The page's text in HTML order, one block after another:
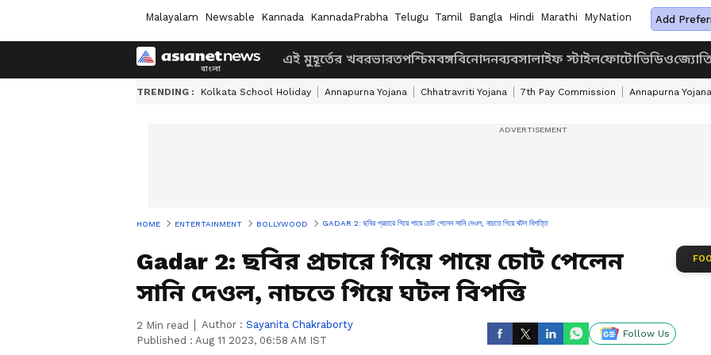
Malayalam Newsable Kannada KannadaPrabha Telugu Tamil Bangla Hindi Marathi MyNation Add
এই মুহূর্তের খবরভারতপশ্চিমবঙ্গবিনোদনব্যবসালাইফ স্টাইলফোটোভিডিও
TRENDING : Kolkata School Holiday Annapurna Yojana Chhatravriti Yojana 7th Pay Commission Annapurna
HOME ENTERTAINMENT BOLLYWOOD GADAR 2: ছবির প্রচারে গিয়ে পায়ে চোট পেলেন সানি দেওল, নাচতে গিয়ে ঘটল বিপত্তি
Gadar 2: ছবির প্রচারে গিয়ে পায়ে চোট পেলেন
সানি দেওল, নাচতে গিয়ে ঘটল বিপত্তি
2 Min read Author : Sayanita Chakraborty
Published : Aug 11 2023, 06:58 AM IST
Follow Us